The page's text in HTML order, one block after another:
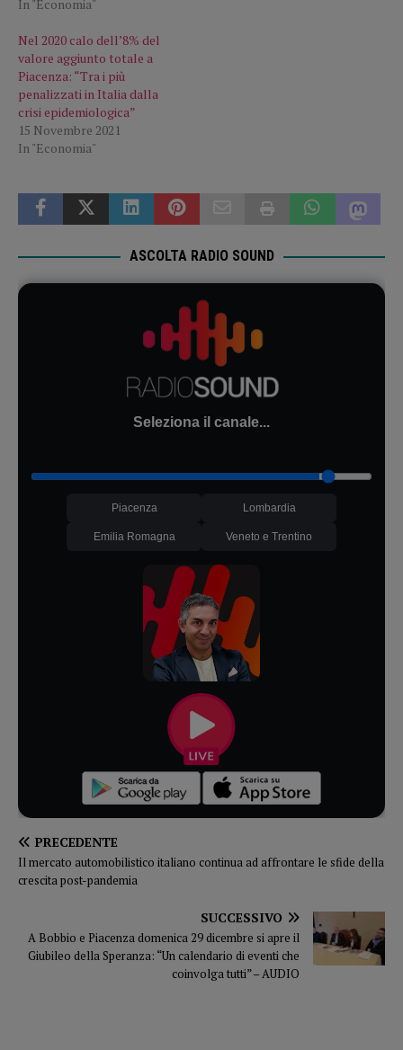
In "Economia"
Nel 2020 calo dell’8% del
valore aggiunto totale a
Piacenza: “Tra i più
penalizzati in Italia dalla
crisi epidemiologica”
15 Novembre 2021
In "Economia"
ASCOLTA RADIO SOUND
Seleziona il canale...
Piacenza Lombardia
Emilia Romagna Veneto e Trentino
PRECEDENTE
Il mercato automobilistico italiano continua ad affrontare le sfide della
crescita post-pandemia
SUCCESSIVO
A Bobbio e Piacenza domenica 29 dicembre si apre il
Giubileo della Speranza: “Un calendario di eventi che
coinvolga tutti” – AUDIO